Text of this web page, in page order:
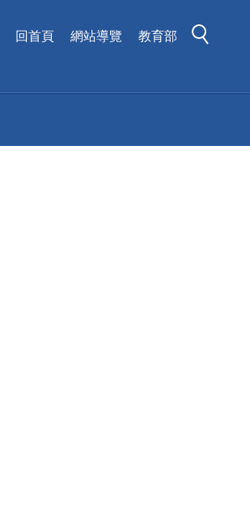
回首頁 網站導覽 教育部